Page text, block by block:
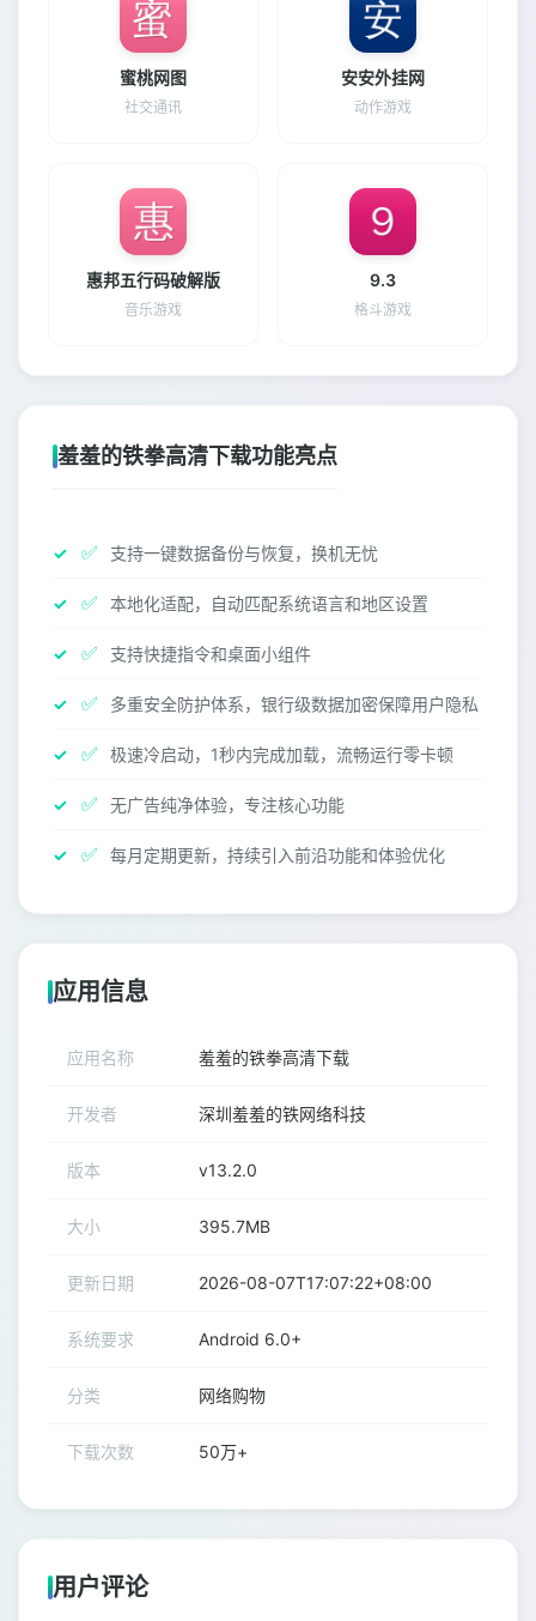
蜜桃网图
社交通讯
安安外挂网
动作游戏
惠邦五行码破解版
音乐游戏
9.3
格斗游戏
羞羞的铁拳高清下载功能亮点
✅ 支持一键数据备份与恢复，换机无忧
✅ 本地化适配，自动匹配系统语言和地区设置
✅ 支持快捷指令和桌面小组件
✅ 多重安全防护体系，银行级数据加密保障用户隐私
✅ 极速冷启动，1秒内完成加载，流畅运行零卡顿
✅ 无广告纯净体验，专注核心功能
✅ 每月定期更新，持续引入前沿功能和体验优化
应用信息
应用名称 羞羞的铁拳高清下载
开发者 深圳羞羞的铁网络科技
版本 v13.2.0
大小 395.7MB
更新日期 2026-08-07T17:07:22+08:00
系统要求 Android 6.0+
分类 网络购物
下载次数 50万+
用户评论